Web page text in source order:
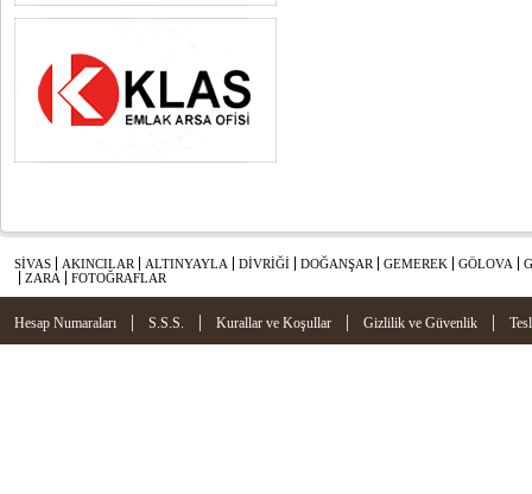
SİVAS AKINCILAR ALTINYAYLA DİVRİĞİ DOĞANŞAR GEMEREK GÖLOVA
ZARA
FOTOĞRAFLAR
Hesap Numaraları | S.S.S. | Kurallar ve Koşullar | Gizlilik ve Güvenlik |